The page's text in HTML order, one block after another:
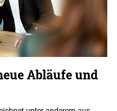
n
o
r
a
t
Abläufe und